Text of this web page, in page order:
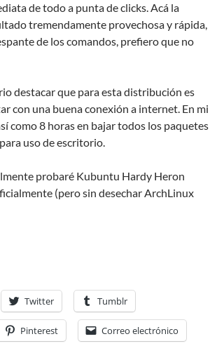
de todo a punta de clicks. Acá la
tremendamente provechosa y rápida,
de los comandos, prefiero que no
destacar que para esta distribución es
con una buena conexión a internet. En mi
como 8 horas en bajar todos los paquetes
uso de escritorio.
probaré Kubuntu Hardy Heron
(pero sin desechar ArchLinux
en mi HP Compaq v3418LA
Twitter Tumblr
Pinterest Correo electrónico